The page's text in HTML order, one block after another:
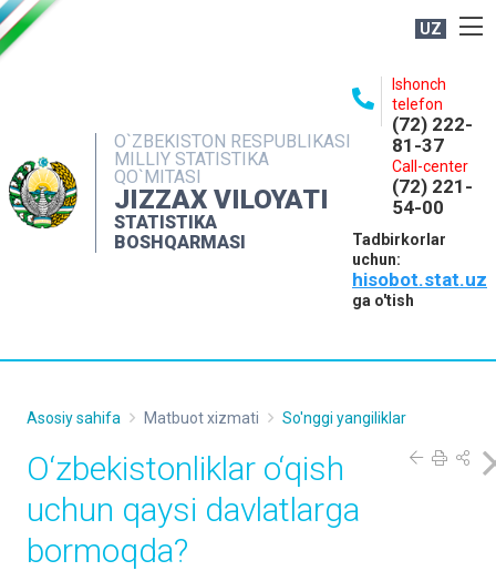
UZ
O`ZBEKISTON RESPUBLIKASI
MILLIY STATISTIKA
QO`MITASI
JIZZAX VILOYATI
STATISTIKA
BOSHQARMASI
Ishonch
telefon
(72) 222-
81-37
Call-center
(72) 221-
54-00
Tadbirkorlar
uchun:
hisobot.stat.uz
ga o'tish
NASHRLAR
INTERAKTIV XIZMATLAR
MATBUOT XIZMATI
Asosiy sahifa Matbuot xizmati So'nggi yangiliklar
O‘zbekistonliklar o‘qish
uchun qaysi davlatlarga
bormoqda?